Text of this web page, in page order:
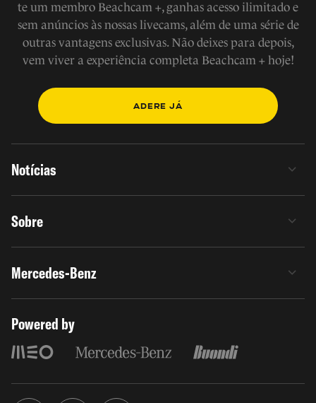
flora
Não tire nada a não ser fotografias
Não faça fogueiras na praia
te um membro Beachcam +, ganhas acesso ilimitado e
sem anúncios às nossas livecams, além de uma série de
outras vantagens exclusivas. Não deixes para depois,
vem viver a experiência completa Beachcam + hoje!
ADERE JÁ
Notícias
Sobre
Mercedes-Benz
Powered by